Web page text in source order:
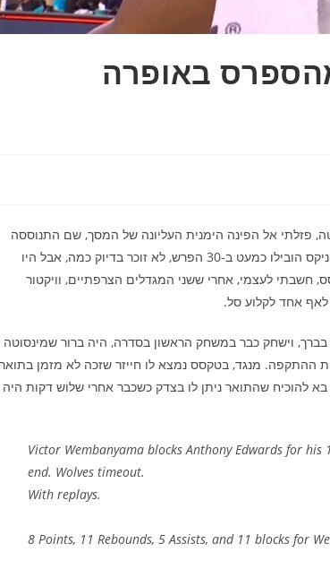
באופרה
פזלתי אל הפינה הימנית העליונה של המסך, שם התנוססה
התוצאה של חצי גמר המזרח ששוחק באותו רגע, בין ניו יורק ניקס לפילדלפיה. הניקס הובילו כמעט ב-30 הפרש, לא זוכר בדיוק כמה, אבל היו
מאוד להגיע ל-100 נקודות הלילה בטקסס, חשבתי לעצמי, אחרי ששני המגדלים הצרפתיים, וויקטור
לאף אחד לקלוע סל.
וישחק כבר במשחק הראשון בסדרה, היה ברור שמינסוטה
ההתקפה. מנגד, בטקסס נמצא לו חייזר שזכה לא מזמן בתואר
להוכיח שהתואר ניתן לו בצדק כשכבר אחרי שלוש דקות היה
Victor Wembanyama blocks Anthony Edwards for
end. Wolves timeout.
With replays.
8 Points, 11 Rebounds, 5 Assists, and 11 blocks for